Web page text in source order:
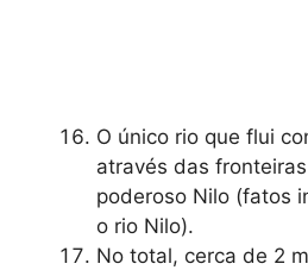
O único rio que flui
através das
poderoso Nilo (fatos
o rio Nilo).
No total, cerca de 2